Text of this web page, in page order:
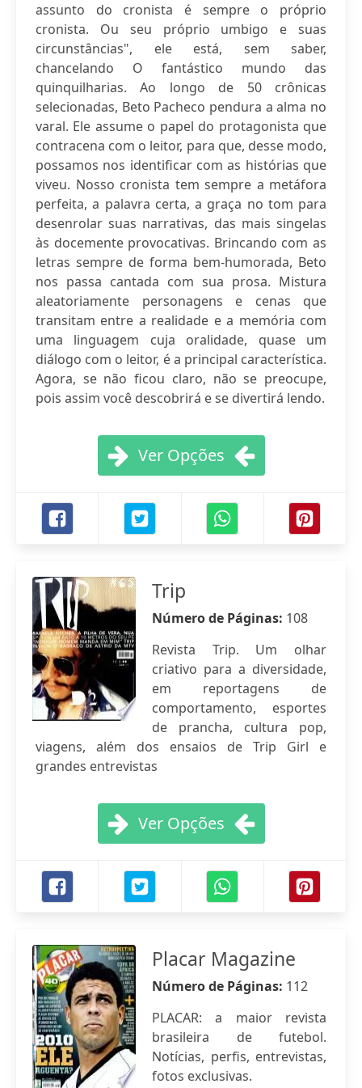
assunto do cronista é sempre o próprio
cronista. Ou seu próprio umbigo e suas
circunstâncias", ele está, sem saber,
chancelando O fantástico mundo das
quinquilharias. Ao longo de 50 crônicas
selecionadas, Beto Pacheco pendura a alma no
varal. Ele assume o papel do protagonista que
contracena com o leitor, para que, desse modo,
possamos nos identificar com as histórias que
viveu. Nosso cronista tem sempre a metáfora
perfeita, a palavra certa, a graça no tom para
desenrolar suas narrativas, das mais singelas
às docemente provocativas. Brincando com as
letras sempre de forma bem-humorada, Beto
nos passa cantada com sua prosa. Mistura
aleatoriamente personagens e cenas que
transitam entre a realidade e a memória com
uma linguagem cuja oralidade, quase um
diálogo com o leitor, é a principal característica.
Agora, se não ficou claro, não se preocupe,
pois assim você descobrirá e se divertirá lendo.
Ver Opções
Trip
Número de Páginas: 108
Revista Trip. Um olhar
criativo para a diversidade,
em reportagens de
comportamento, esportes
de prancha, cultura pop,
viagens, além dos ensaios de Trip Girl e
grandes entrevistas
Ver Opções
Placar Magazine
Número de Páginas: 112
PLACAR: a maior revista
brasileira de futebol.
Notícias, perfis, entrevistas,
fotos exclusivas.